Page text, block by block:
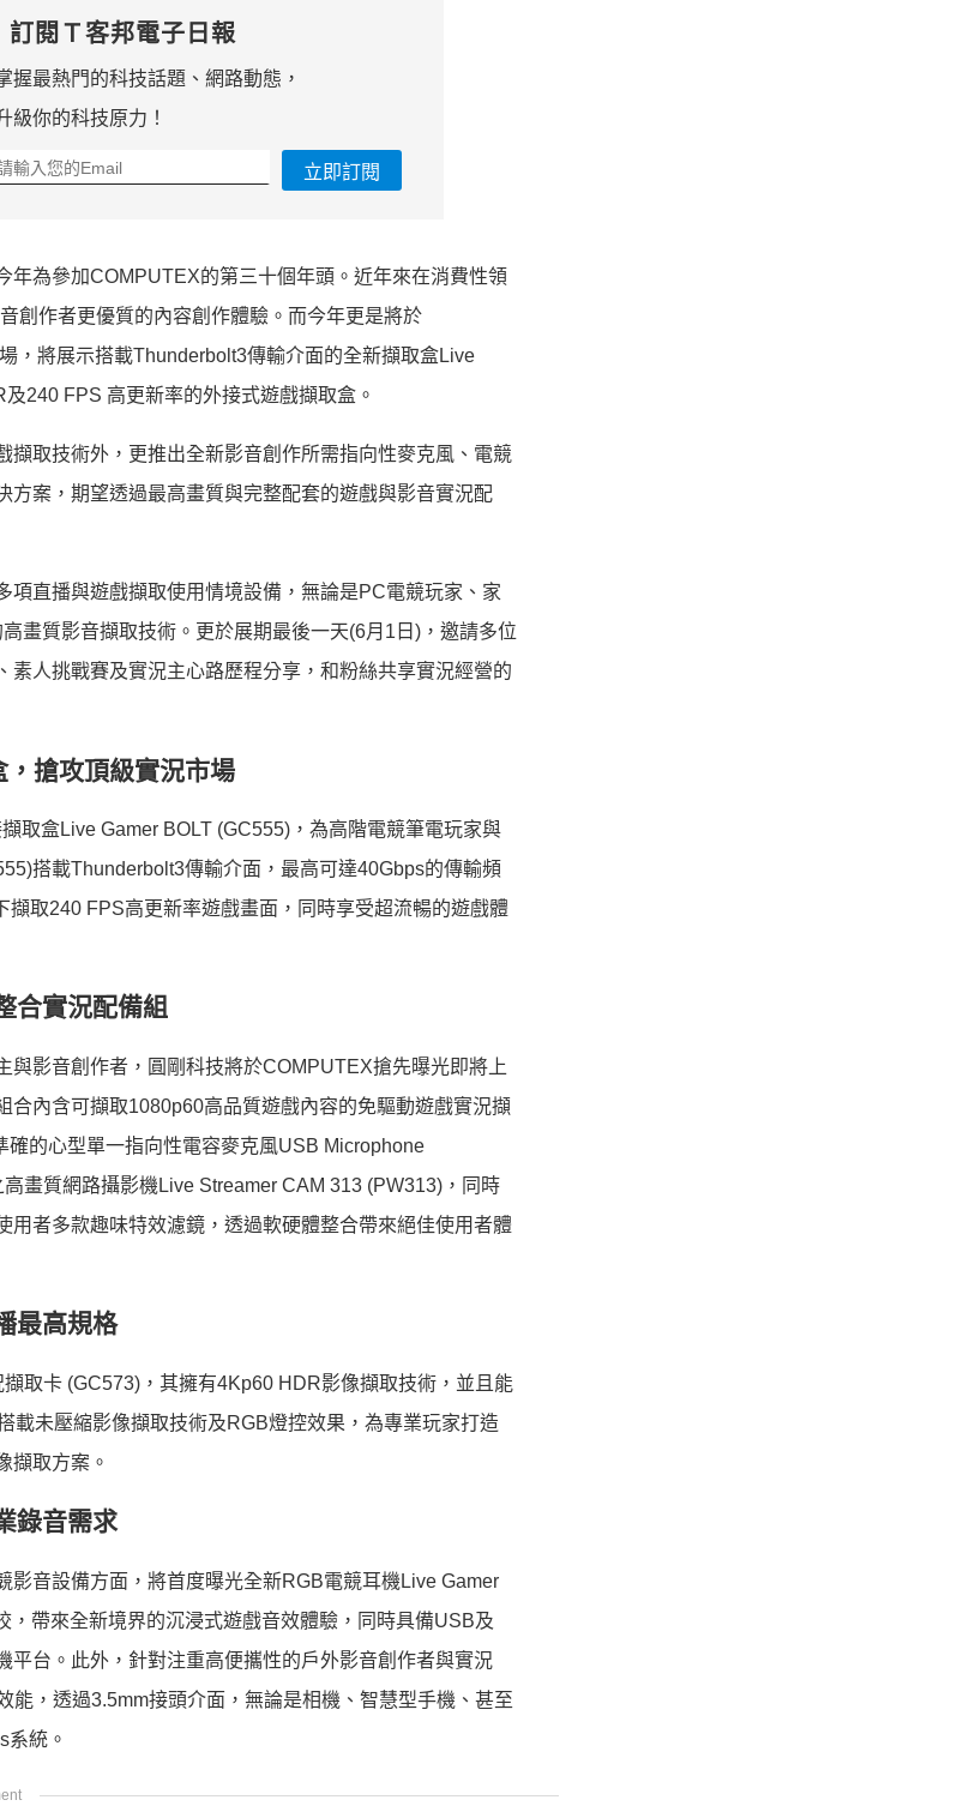
訂閱Ｔ客邦電子日報
握最熱門的科技話題、網路動態，
級你的科技原力！
立即訂閱
為參加COMPUTEX的第三十個年頭。近年來在消費性領
創作者更優質的內容創作體驗。而今年更是將於
，將展示搭載Thunderbolt3傳輸介面的全新擷取盒Live
240 FPS 高更新率的外接式遊戲擷取盒。
取技術外，更推出全新影音創作所需指向性麥克風、電競
案，期望透過最高畫質與完整配套的遊戲與影音實況配
直播與遊戲擷取使用情境設備，無論是PC電競玩家、家
畫質影音擷取技術。更於展期最後一天(6月1日)，邀請多位
人挑戰賽及實況主心路歷程分享，和粉絲共享實況經營的
搶攻頂級實況市場
取盒Live Gamer BOLT (GC555)，為高階電競筆電玩家與
搭載Thunderbolt3傳輸介面，最高可達40Gbps的傳輸頻
取240 FPS高更新率遊戲畫面，同時享受超流暢的遊戲體
合實況配備組
影音創作者，圓剛科技將於COMPUTEX搶先曝光即將上
內含可擷取1080p60高品質遊戲內容的免驅動遊戲實況擷
的心型單一指向性電容麥克風USB Microphone
畫質網路攝影機Live Streamer CAM 313 (PW313)，同時
者多款趣味特效濾鏡，透過軟硬體整合帶來絕佳使用者體
最高規格
取卡 (GC573)，其擁有4Kp60 HDR影像擷取技術，並且能
未壓縮影像擷取技術及RGB燈控效果，為專業玩家打造
擷取方案。
錄音需求
音設備方面，將首度曝光全新RGB電競耳機Live Gamer
帶來全新境界的沉浸式遊戲音效體驗，同時具備USB及
台。此外，針對注重高便攜性的戶外影音創作者與實況
，透過3.5mm接頭介面，無論是相機、智慧型手機、甚至
統。